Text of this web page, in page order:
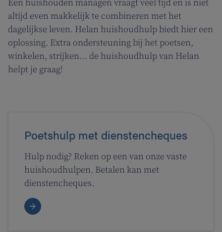
Een huishouden managen vraagt veel tijd en is niet
altijd even makkelijk te combineren met het
dagelijkse leven. Helan huishoudhulp biedt hier een
oplossing. Extra ondersteuning bij het poetsen,
winkelen, strijken… de huishoudhulp van Helan
helpt je graag!
Poetshulp met dienstencheques
Hulp nodig? Reken op een van onze vaste
huishoudhulpen. Betalen kan met
dienstencheques.